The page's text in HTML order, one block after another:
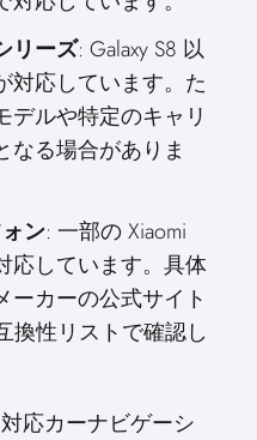
リーズ: Galaxy S8 以
対応しています。た
デルや特定のキャリ
なる場合がありま
ン: 一部の Xiaomi
応しています。具体
ーカーの公式サイト
換性リストで確認し
応カーナビゲーシ